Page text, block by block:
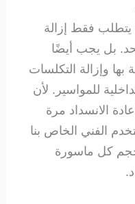
يتطلب فقط إزالة
بل يجب أيضًا
بها وإزالة التكلسات
للمواسير. لأن
الانسداد مرة
الفني الخاص بنا
كل ماسورة